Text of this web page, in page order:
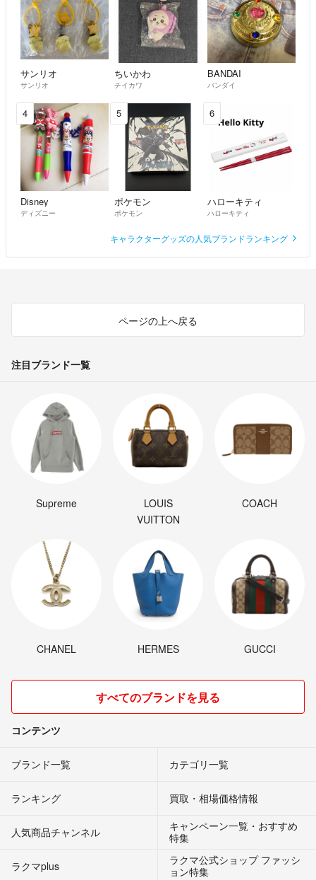
サンリオ
サンリオ
ちいかわ
チイカワ
BANDAI
バンダイ
4
Disney
ディズニー
5
ポケモン
ポケモン
6
ハローキティ
ハローキティ
キャラクターグッズの人気ブランドランキング
ページの上へ戻る
注目ブランド一覧
Supreme
LOUIS
VUITTON
COACH
CHANEL HERMES GUCCI
すべてのブランドを見る
コンテンツ
ブランド一覧 カテゴリ一覧
ランキング 買取・相場価格情報
人気商品チャンネル
キャンペーン一覧・おすすめ
特集
ラクマplus
ラクマ公式ショップ ファッシ
ョン特集